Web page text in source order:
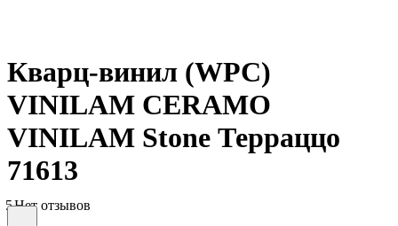
Кварц-винил (WPC)
VINILAM CERAMO
VINILAM Stone Терраццо
71613
5Нет отзывов